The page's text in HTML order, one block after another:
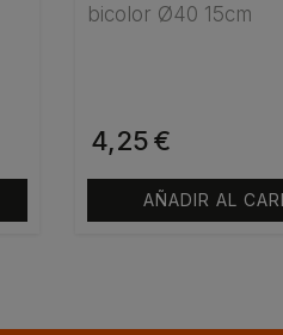
bicolor Ø40 15cm
4,25€
AÑADIR AL